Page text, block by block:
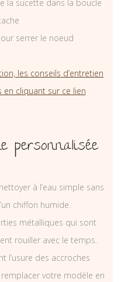
la sucette dans la boucle
serrer le noeud
les conseils d’entretien
cliquant sur ce lien
personnalisée
à l’eau simple sans
chiffon humide.
métalliques qui sont
rouiller avec le temps.
l’usure des accroches
votre modèle en